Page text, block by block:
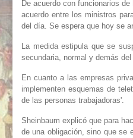
De acuerdo con funcionarios
acuerdo entre los ministros
del día. Se espera que hoy se
La medida estipula que se
secundaria, normal y demás
En cuanto a las empresas
implementen esquemas de
de las personas trabajadoras'.
Sheinbaum explicó que para
de una obligación, sino que se